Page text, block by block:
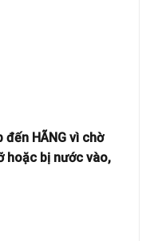
HÃNG vì chờ
hoặc bị nước vào,